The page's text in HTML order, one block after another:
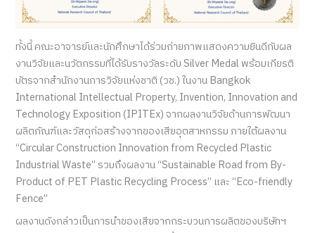
ทั้งนี้ คณะอาจารย์และนักศึกษาได้ร่วมถ่ายภาพแสดงความยินดีกับผล
งานวิจัยและนวัตกรรมที่ได้รับรางวัลระดับ Silver Medal พร้อมเกียรติ
บัตรจากสำนักงานการวิจัยแห่งชาติ (วช.) ในงาน Bangkok
International Intellectual Property, Invention, Innovation and
Technology Exposition (IPITEx) จากผลงานวิจัยด้านการพัฒนา
ผลิตภัณฑ์และวัสดุก่อสร้างจากของเสียอุตสาหกรรม ภายใต้ผลงาน
“Circular Construction Innovation from Recycled Plastic
Industrial Waste” รวมถึงผลงาน “Sustainable Road from By-
Product of PET Plastic Recycling Process” และ “Eco-friendly
Fence”
ผลงานดังกล่าวเป็นการนำของเสียจากกระบวนการผลิตของบริษัทฯ